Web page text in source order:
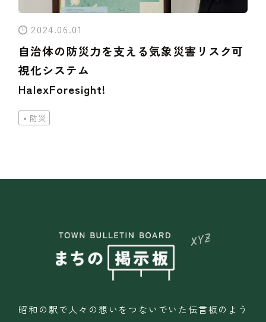
2024.06.01
自治体の防災力を支える気象災害リスク可
視化システム
HalexForesight!
防災
昭和の駅で人々の想いをつないでいた伝言板のよう